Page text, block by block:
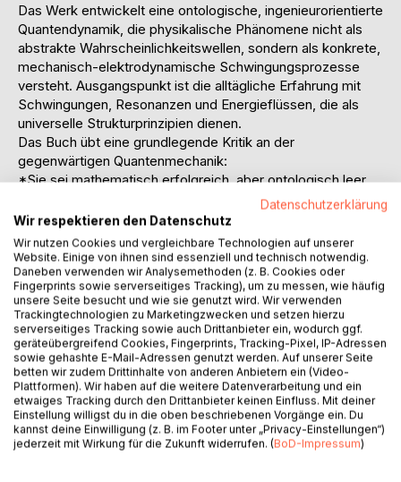
Das Werk entwickelt eine ontologische, ingenieurorientierte
Quantendynamik, die physikalische Phänomene nicht als
abstrakte Wahrscheinlichkeitswellen, sondern als konkrete,
mechanisch-elektrodynamische Schwingungsprozesse
versteht. Ausgangspunkt ist die alltägliche Erfahrung mit
Schwingungen, Resonanzen und Energieflüssen, die als
universelle Strukturprinzipien dienen.
Das Buch übt eine grundlegende Kritik an der
gegenwärtigen Quantenmechanik:
*Sie sei mathematisch erfolgreich, aber ontologisch leer,
da sie keine realen Mechanismen beschreibt.
*Die Trennung von Mechanik, Thermodynamik und
Elektrodynamik
führe zu künstlichen Disziplin-Grenzen.
*Modelle wie Punktteilchen, Wahrscheinlichkeitswolken
oder Quark-Flavour-Schemata
werden als nicht-generativ hinterfragt.
Stattdessen wird ein kohärentes Atommodell
vorgeschlagen, das vollständig auf den Maxwell-
Gleichungen basiert. Elektronen und Kerne erscheinen nicht
als mystische Objekte, sondern als stabile, stigmergische
Schwingungs- und Wirbelstrukturen elektromagnetischer
Felder. Bindungen, Spektren und Übergänge ergeben sich
aus Resonanzbedingungen, Energieaustausch und
Datenschutzerklärung
Wir respektieren den Datenschutz
Wir nutzen Cookies und vergleichbare Technologien auf unserer
Website. Einige von ihnen sind essenziell und technisch notwendig.
Daneben verwenden wir Analysemethoden (z. B. Cookies oder
Fingerprints sowie serverseitiges Tracking), um zu messen, wie häufig
unsere Seite besucht und wie sie genutzt wird. Wir verwenden
Trackingtechnologien zu Marketingzwecken und setzen hierzu
serverseitiges Tracking sowie auch Drittanbieter ein, wodurch ggf.
geräteübergreifend Cookies, Fingerprints, Tracking-Pixel, IP-Adressen
sowie gehashte E-Mail-Adressen genutzt werden. Auf unserer Seite
betten wir zudem Drittinhalte von anderen Anbietern ein (Video-
Plattformen). Wir haben auf die weitere Datenverarbeitung und ein
etwaiges Tracking durch den Drittanbieter keinen Einfluss. Mit deiner
Einstellung willigst du in die oben beschriebenen Vorgänge ein. Du
kannst deine Einwilligung (z. B. im Footer unter „Privacy-Einstellungen“)
jederzeit mit Wirkung für die Zukunft widerrufen. (BoD-Impressum)